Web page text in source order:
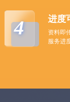
4 进度
资料即
服务进